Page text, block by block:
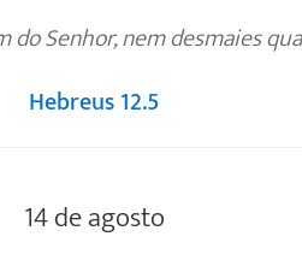
Senhor, nem desmaies
Hebreus 12.5
14 de agosto